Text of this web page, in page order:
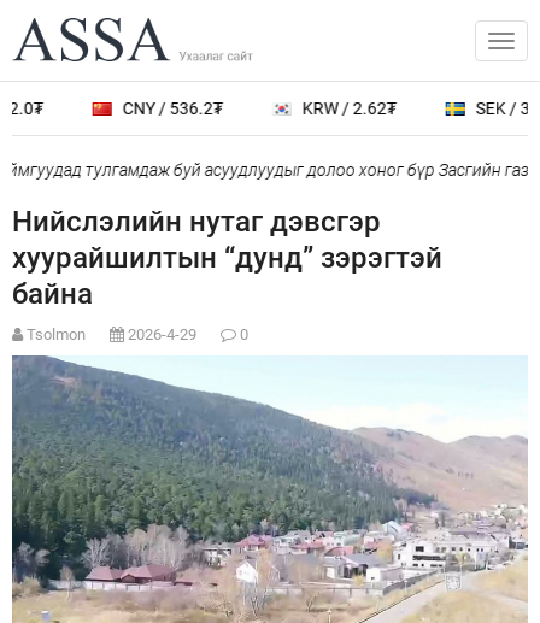
CNY / 536.2₮ KRW / 2.62₮ SEK /
тулгамдаж буй асуудлуудыг долоо хоног бүр Засгийн
Нийслэлийн нутаг дэвсгэр
хуурайшилтын “дунд” зэрэгтэй
байна
Tsolmon 2026-4-29 0